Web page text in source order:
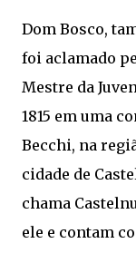
Dom Bosco,
foi aclamado
Mestre da
1815 em uma
Becchi, na
cidade de
chama
ele e contam